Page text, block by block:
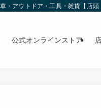
・アウトドア・工具・雑貨【店
公式オンラインストア